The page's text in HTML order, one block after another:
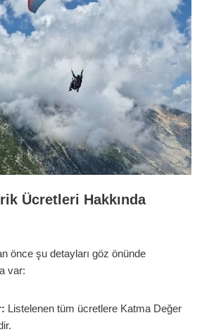
Ücretleri Hakkında
önce şu detayları göz önünde
var:
Listelenen tüm ücretlere Katma Değer